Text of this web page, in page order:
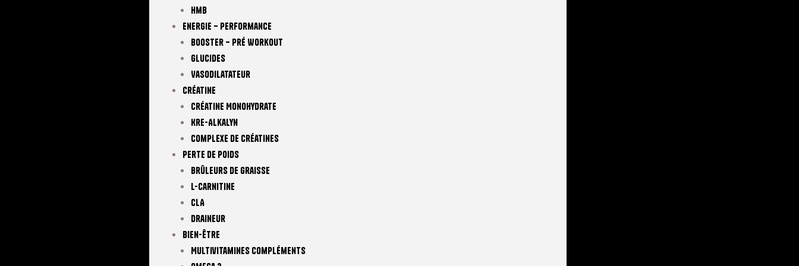
Hmb
Energie – Performance
Booster – Pré Workout
Glucides
Vasodilatateur
Créatine
Créatine Monohydrate
Kre-Alkalyn
Complexe De Créatines
Perte De Poids
Brûleurs De Graisse
L-Carnitine
CLA
Draineur
Bien-Être
Multivitamines Compléments